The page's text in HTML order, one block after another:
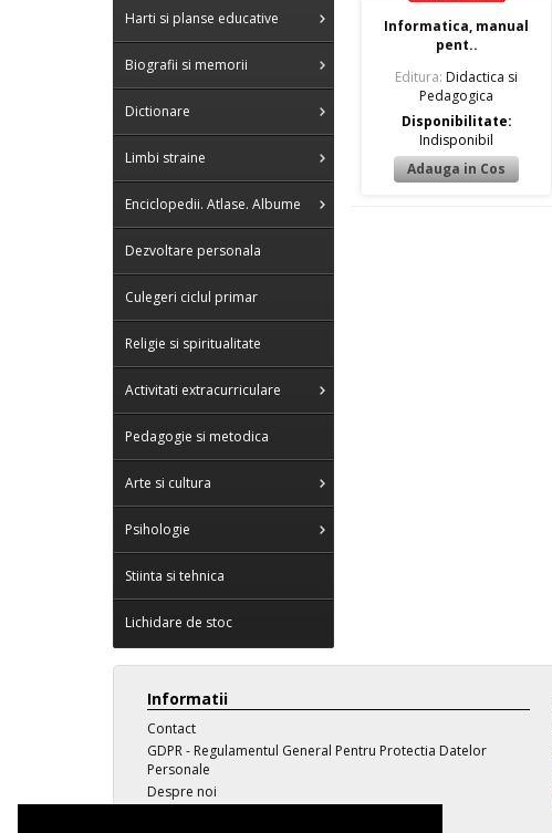
Harti si planse educative
Biografii si memorii
Dictionare
Limbi straine
Enciclopedii. Atlase. Albume
Dezvoltare personala
Culegeri ciclul primar
Religie si spiritualitate
Activitati extracurriculare
Pedagogie si metodica
Arte si cultura
Psihologie
Stiinta si tehnica
Lichidare de stoc
Informatica, manual
pent..
Editura: Didactica si
Pedagogica
Disponibilitate:
Indisponibil
Informatii
Contact
GDPR - Regulamentul General Pentru Protectia Datelor
Personale
Despre noi